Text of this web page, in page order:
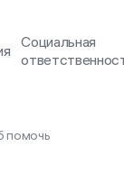
Социальная
помочь